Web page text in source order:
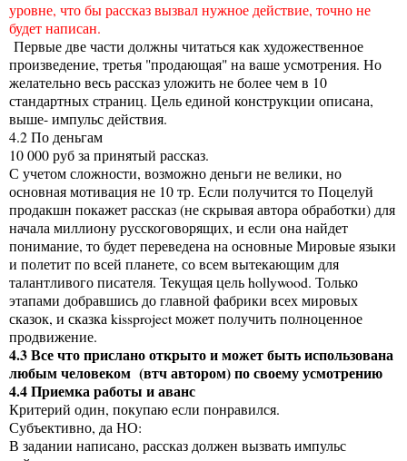
уровне, что бы рассказ вызвал нужное действие, точно не
будет написан.
Первые две части должны читаться как художественное
произведение, третья "продающая" на ваше усмотрения. Но
желательно весь рассказ уложить не более чем в 10
стандартных страниц. Цель единой конструкции описана,
выше- импульс действия.
4.2 По деньгам
10 000 руб за принятый рассказ.
С учетом сложности, возможно деньги не велики, но
основная мотивация не 10 тр. Если получится то Поцелуй
продакшн покажет рассказ (не скрывая автора обработки) для
начала миллиону русскоговорящих, и если она найдет
понимание, то будет переведена на основные Мировые языки
и полетит по всей планете, со всем вытекающим для
талантливого писателя. Текущая цель hollywood. Только
этапами добравшись до главной фабрики всех мировых
сказок, и сказка kissproject может получить полноценное
продвижение.
4.3 Все что прислано открыто и может быть использована
любым человеком (втч автором) по своему усмотрению
4.4 Приемка работы и аванс
Критерий один, покупаю если понравился.
Субъективно, да НО:
В задании написано, рассказ должен вызвать импульс